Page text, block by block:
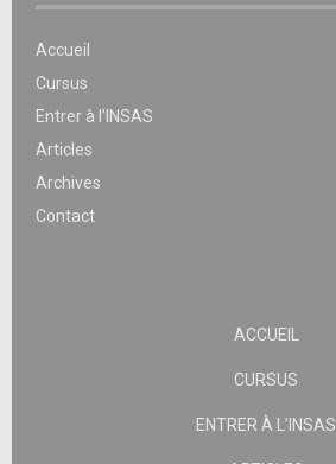
Accueil
Cursus
Entrer à l’INSAS
Articles
Archives
Contact
ACCUEIL
CURSUS
ENTRER À L’INSAS